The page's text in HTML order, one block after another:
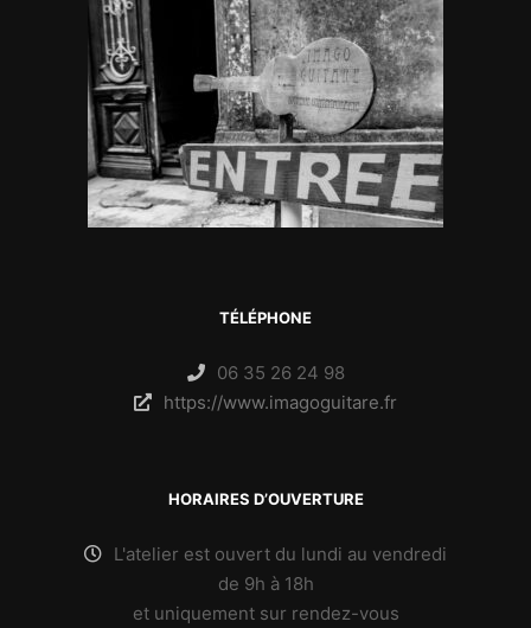
TÉLÉPHONE
06 35 26 24 98
https://www.imagoguitare.fr
HORAIRES D’OUVERTURE
L'atelier est ouvert du lundi au vendredi
de 9h à 18h
et uniquement sur rendez-vous